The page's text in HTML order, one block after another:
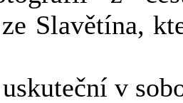
ze Slavětína,
v